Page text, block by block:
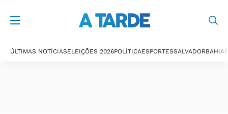
ÚLTIMAS NOTÍCIASELEIÇÕES 2026POLÍTICAESPORTESSALVADORBAHIA